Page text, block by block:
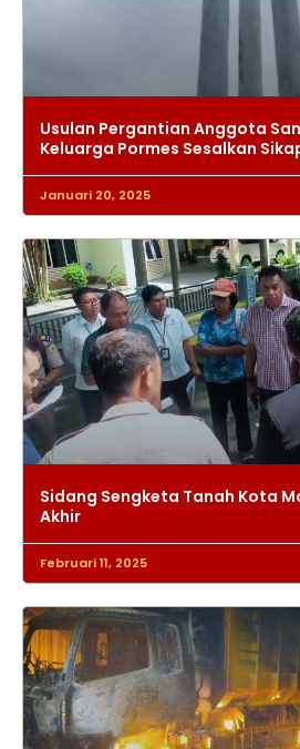
Usulan Pergantian Anggota
Keluarga Pormes Sesalkan
Januari 20, 2025
Sidang Sengketa Tanah Kota
Akhir
Februari 11, 2025